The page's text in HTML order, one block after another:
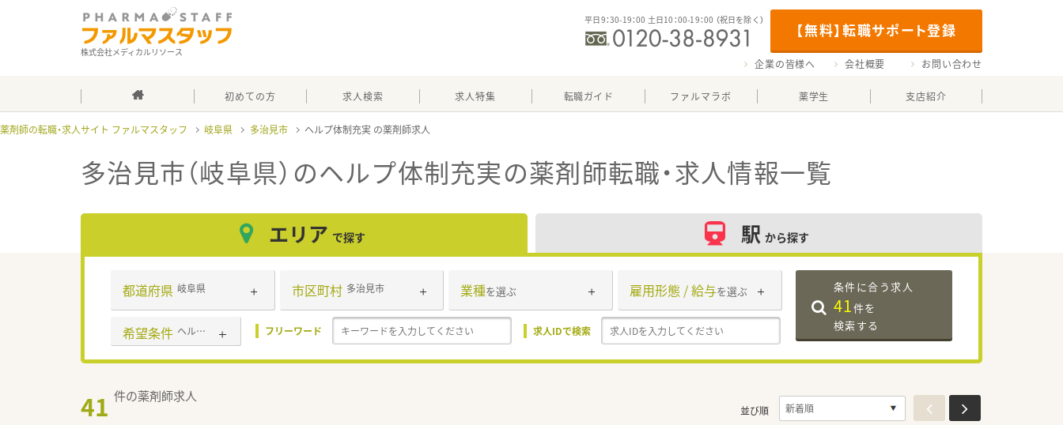
株式会社メディカルリソース
【無料】転職サポート登録
平日9：30-19：00 土日10：00-19：00 （祝日を除く）
企業の皆様へ 会社概要 お問い合わせ
初めての方 求人検索 求人特集 転職ガイド ファルマラボ 薬学生 支店紹介
薬剤師の転職・求人サイト ファルマスタッフ 岐阜県 多治見市 ヘルプ体制充実
多治見市（岐阜県）のヘルプ体制充実の薬剤師転職・求人情報一覧
エリア で探す 駅 から探す
都道府県 岐阜県 市区町村 多治見市 業種を選ぶ 雇用形態 / 給与を選ぶ
希望条件 ヘルプ体制充実 フリーワード 求人IDで検索
条件に合う求人
41件を
検索する
41 件の薬剤師求人
並び順